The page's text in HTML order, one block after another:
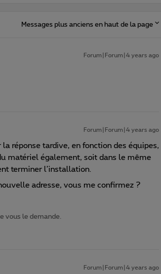
Messages plus anciens en haut de la page
Forum|Forum|4 years ago
Forum|Forum|4 years ago
la réponse tardive, en fonction des équipes,
matériel également, soit dans le même
terminer l’installation.
adresse, vous me confirmez ?
vous le demande.
Forum|Forum|4 years ago